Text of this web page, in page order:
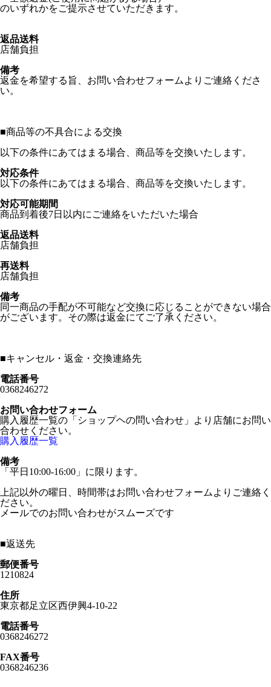
のいずれかをご提示させていただきます。
返品送料
店舗負担
備考
返金を希望する旨、お問い合わせフォームよりご連絡くださ
い。
■商品等の不具合による交換
以下の条件にあてはまる場合、商品等を交換いたします。
対応条件
以下の条件にあてはまる場合、商品等を交換いたします。
対応可能期間
商品到着後7日以内にご連絡をいただいた場合
返品送料
店舗負担
再送料
店舗負担
備考
同一商品の手配が不可能など交換に応じることができない場合
がございます。その際は返金にてご了承ください。
■キャンセル・返金・交換連絡先
電話番号
0368246272
お問い合わせフォーム
購入履歴一覧の「ショップヘの問い合わせ」より店舗にお問い
合わせください。
購入履歴一覧
備考
「平日10:00-16:00」に限ります。
上記以外の曜日、時間帯はお問い合わせフォームよりご連絡く
ださい。
メールでのお問い合わせがスムーズです
■返送先
郵便番号
1210824
住所
東京都足立区西伊興4-10-22
電話番号
0368246272
FAX番号
0368246236